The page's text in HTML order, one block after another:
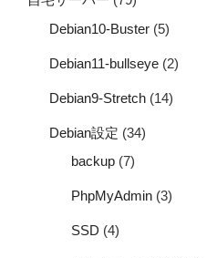
Debian10-Buster (5)
Debian11-bullseye (2)
Debian9-Stretch (14)
Debian設定 (34)
backup (7)
PhpMyAdmin (3)
SSD (4)